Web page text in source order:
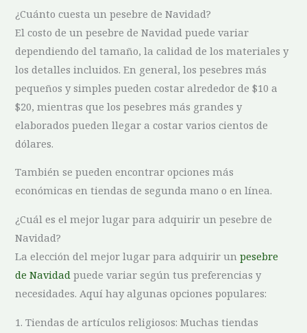
¿Cuánto ‍cuesta un pesebre de Navidad?
El costo de un pesebre de Navidad‌ puede variar
dependiendo del‍ tamaño, la calidad de los materiales y
los detalles incluidos. En general, los pesebres más⁤
pequeños y simples pueden costar alrededor de $10 a‍
$20, mientras que‌ los pesebres más grandes y
‌elaborados pueden llegar a‌ costar varios cientos de
dólares.
También se pueden ⁢encontrar opciones más
económicas ‌en tiendas de segunda mano o en línea.
¿Cuál es el mejor ⁣lugar para‍ adquirir un pesebre ‌de
Navidad?
La elección del mejor lugar para adquirir unpesebre
de Navidad puede variar según tus⁣ preferencias‌ y
necesidades. Aquí hay algunas opciones populares:
1. Tiendas ⁤de ​artículos religiosos: Muchas tiendas